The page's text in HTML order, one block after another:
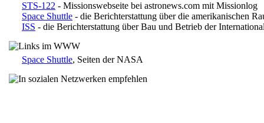
STS-122 - Missionswebseite bei astronews.com mit Missionlog
Space Shuttle - die Berichterstattung über die amerikanischen
ISS - die Berichterstattung über Bau und Betrieb der
Space Shuttle, Seiten der NASA